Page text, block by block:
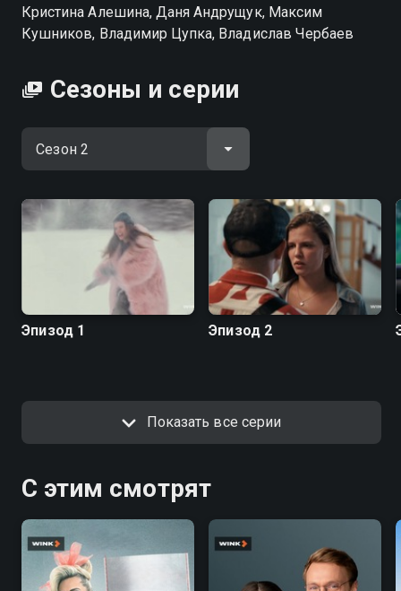
Посмотреть онлайн 2 сезон сериала Ландыши.
Вторая весна вы можете совершенно бесплатно в
Кристина Алешина, Даня Андрущук, Максим
Кушников, Владимир Цупка, Владислав Чербаев
Сезоны и серии
Эпизод 1 Эпизод 2
Показать все серии
С этим смотрят